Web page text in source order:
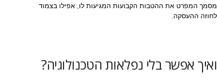
מסמך המפרט את ההטבות הקבועות המגיעות לו, אפילו בצמוד
לחוזה ההעסקה.
ואיך אפשר בלי נפלאות הטכנולוגיה?